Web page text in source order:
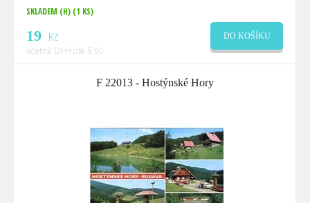
SKLADEM (H) (1 KS)
19 Kč
včetně DPH dle § 90
DO KOŠÍKU
F 22013 - Hostýnské Hory